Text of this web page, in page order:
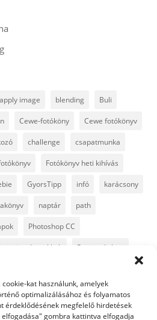
kat használunk, amelyek
optimalizálásához és folyamatos
érdeklődésének megfelelő hirdetések
gombra kattintva elfogadja
apply image blending Buli
Cewe-fotóköny Cewe fotókönyv
challenge csapatmunka
Fotókönyv heti kihívás
GyorsTipp infó karácsony
naptár path
Photoshop CC
tippek, trükkök Postworkshop
text Topaz trükkök